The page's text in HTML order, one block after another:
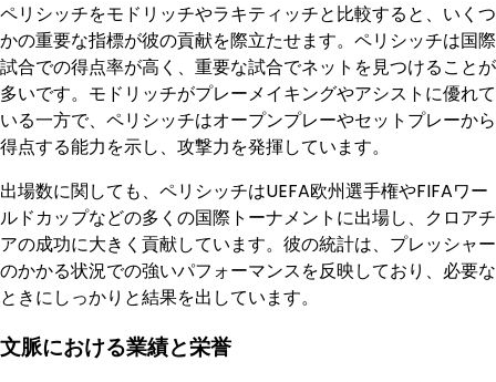
ペリシッチをモドリッチやラキティッチと比較すると、いくつ
かの重要な指標が彼の貢献を際立たせます。ペリシッチは国際
試合での得点率が高く、重要な試合でネットを見つけることが
多いです。モドリッチがプレーメイキングやアシストに優れて
いる一方で、ペリシッチはオープンプレーやセットプレーから
得点する能力を示し、攻撃力を発揮しています。
出場数に関しても、ペリシッチはUEFA欧州選手権やFIFAワー
ルドカップなどの多くの国際トーナメントに出場し、クロアチ
アの成功に大きく貢献しています。彼の統計は、プレッシャー
のかかる状況での強いパフォーマンスを反映しており、必要な
ときにしっかりと結果を出しています。
文脈における業績と栄誉